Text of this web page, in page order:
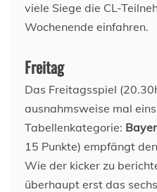
viele Siege die CL-
Wochenende einfahren.
Freitag
Das Freitagsspiel
ausnahmsweise mal
Tabellenkategorie:
15 Punkte) empfängt den
Wie der kicker zu
überhaupt erst das